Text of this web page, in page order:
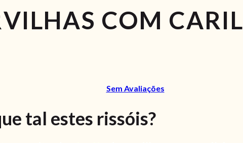
COM CARIL
Sem Avaliações
tal estes rissóis?